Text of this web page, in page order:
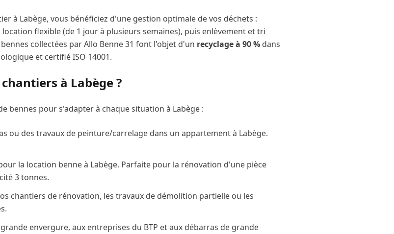
à Labège, vous bénéficiez d'une gestion optimale de vos déchets :
flexible (de 1 jour à plusieurs semaines), puis enlèvement et tri
collectées par Allo Benne 31 font l'objet d'un recyclage à 90 % dans
et certifié ISO 14001.
à Labège?
bennes pour s'adapter à chaque situation à Labège :
ou des travaux de peinture/carrelage dans un appartement à Labège.
la location benne à Labège. Parfaite pour la rénovation d'une pièce
3 tonnes.
chantiers de rénovation, les travaux de démolition partielle ou les
envergure, aux entreprises du BTP et aux débarras de grande